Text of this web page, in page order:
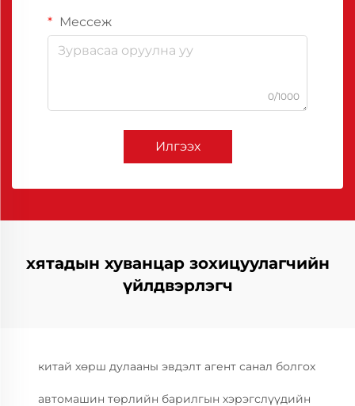
Мессеж
0/1000
Илгээх
хятадын хуванцар зохицуулагчийн
үйлдвэрлэгч
китай хөрш дулааны эвдэлт агент санал болгох
автомашин төрлийн барилгын хэрэгслүүдийн